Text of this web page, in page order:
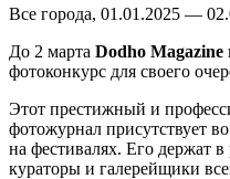
Все города, 01.01.2025 —
До 2 марта Dodho Magazine
фотоконкурс для своего
Этот престижный и
фотожурнал присутствует
на фестивалях. Его держат
кураторы и галерейщики